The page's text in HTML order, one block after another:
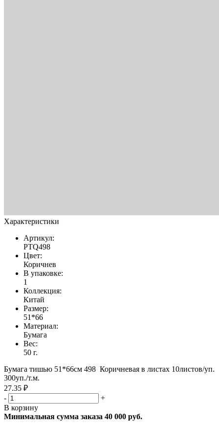
Характеристики
Артикул:
PTQ498
Цвет:
Коричнев
В упаковке:
1
Коллекция:
Китай
Размер:
51*66
Материал:
Бумага
Вес:
50 г.
Бумага тишью 51*66см 498 Коричневая в листах 10листов/уп.
300уп./т.м.
27.35 ₽
-
+
В корзину
Минимальная сумма заказа 40 000 руб.